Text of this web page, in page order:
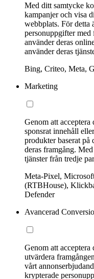
Med ditt samtycke
kampanjer och visa
webbplats. För detta
personuppgifter med
använder deras
använder deras
Bing, Criteo, Meta,
Marketing
Genom att acceptera
sponsrat innehåll
produkter baserat på
deras framgång.
tjänster från tredje
Meta-Pixel,
(RTBHouse),
Defender
Avancerad
Genom att acceptera
utvärdera
vårt
krypterade